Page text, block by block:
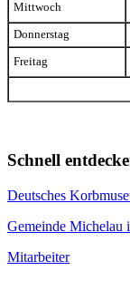
Mittwoch
Donnerstag
Freitag
Schnell
Deutsches
Gemeinde Michelau
Mitarbeiter